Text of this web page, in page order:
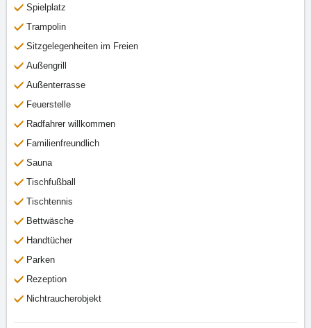
Spielplatz
Trampolin
Sitzgelegenheiten im Freien
Außengrill
Außenterrasse
Feuerstelle
Radfahrer willkommen
Familienfreundlich
Sauna
Tischfußball
Tischtennis
Bettwäsche
Handtücher
Parken
Rezeption
Nichtraucherobjekt